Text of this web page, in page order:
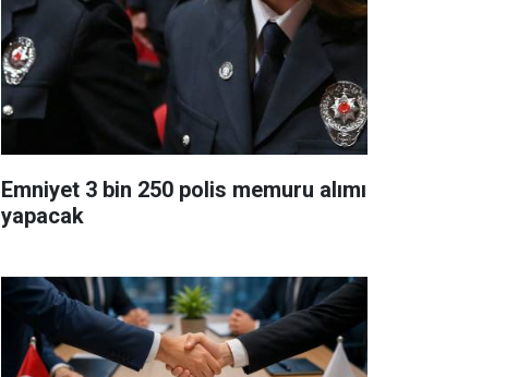
Emniyet 3 bin 250 polis memuru alımı
yapacak